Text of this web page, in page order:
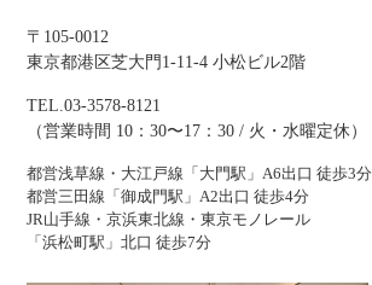
〒105-0012
東京都港区芝大門1-11-4 小松ビル2階
TEL.03-3578-8121
（営業時間 10：30〜17：30 / 火・水曜定休）
都営浅草線・大江戸線「大門駅」A6出口 徒歩3分
都営三田線「御成門駅」A2出口 徒歩4分
JR山手線・京浜東北線・東京モノレール
「浜松町駅」北口 徒歩7分